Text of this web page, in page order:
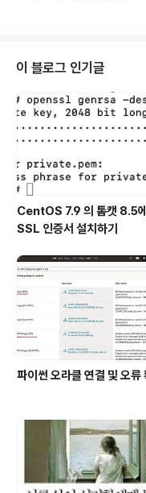
박할 수 있는 펜션도 없다.그냥 한
책로 정도로 보면 되겠다.
이 블로그 인기글
CentOS 7.9 의 톰캣 8.5
SSL 인증서 설치하기
파이썬 오라클 연결 및 오류